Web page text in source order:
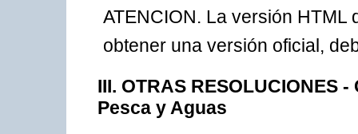
ATENCION. La versión HTML
obtener una versión oficial,
III. OTRAS RESOLUCIONES
Pesca y Aguas